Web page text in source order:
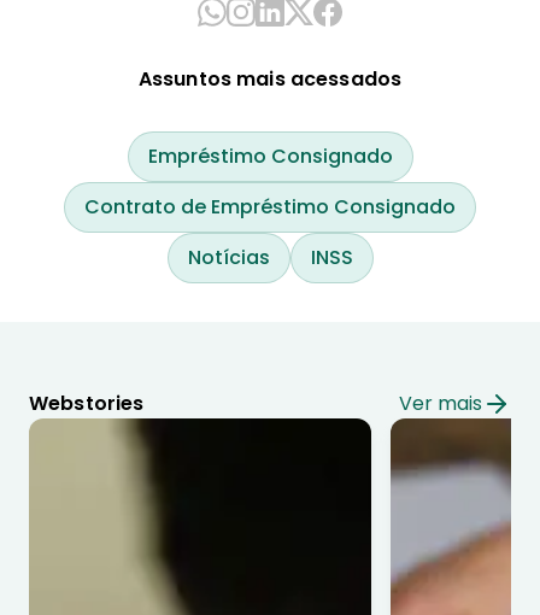
Assuntos mais acessados
Empréstimo Consignado
Contrato de Empréstimo Consignado
Notícias
INSS
Webstories Ver mais